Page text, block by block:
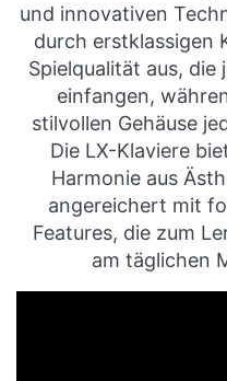
und innovativen
durch erstklassigen
Spielqualität aus, die
einfangen,
stilvollen Gehäuse
Die LX-Klaviere
Harmonie aus
angereichert mit
Features, die zum
am täglichen